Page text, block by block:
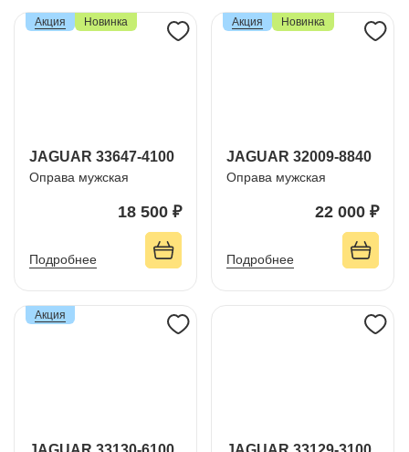
JAGUAR 33647-4100
Оправа мужская
18 500 ₽
Подробнее
Акция Новинка
JAGUAR 32009-8840
Оправа мужская
22 000 ₽
Подробнее
Акция Новинка
Акция